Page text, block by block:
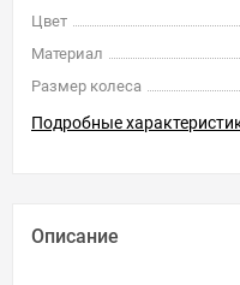
Цвет
Материал
Размер колеса
Подробные
Описание